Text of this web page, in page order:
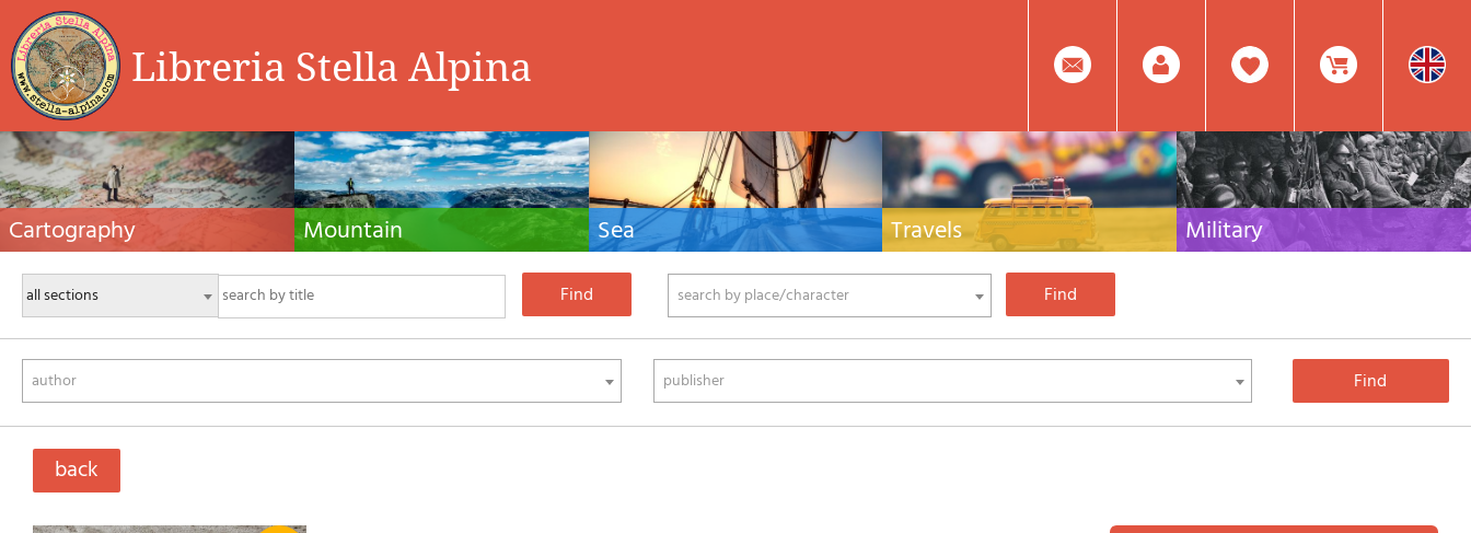
Libreria Stella Alpina 0
Item(s)
In
Facebook
Create
Cartography
Hiking maps, maps and atlases, cartography
around the world. Maps of the trails, cartography
for cyclotourism and mountain biking
Mountain
Alpine guides, hiking guides, technical manuals
for summer and winter mountaineering.
Mountain literature and filmography
Sea
Nautical manuals, nautical cartography, books
and literature for sailboat and motor
Travels
Travel guides and travel literature for Italy,
Europe and the rest of the world
Military
Collection of the best publications (books and
search by place/character
author publisher
back